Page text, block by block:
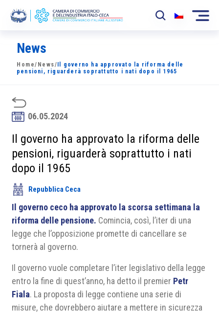
La Camera
News
Sviluppo Mercato
Soci
Partner
Area riservata
News
Home/ News/ Il governo ha approvato la riforma delle
pensioni, riguarderà soprattutto i nati dopo il 1965
06.05.2024
Il governo ha approvato la riforma delle
pensioni, riguarderà soprattutto i nati
dopo il 1965
Repubblica Ceca
Il governo ceco ha approvato la scorsa settimana la
riforma delle pensione. Comincia, così, l’iter di una
legge che l’opposizione promette di cancellare se
tornerà al governo.
Il governo vuole completare l’iter legislativo della legge
entro la fine di quest’anno, ha detto il premier Petr
Fiala. La proposta di legge contiene una serie di
misure, che dovrebbero aiutare a mettere in sicurezza